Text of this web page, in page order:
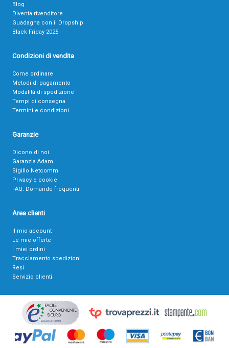
Blog
Diventa rivenditore
Guadagna con il Dropship
Black Friday 2025
Condizioni di vendita
Come ordinare
Metodi di pagamento
Modalità di spedizione
Tempi di consegna
Termini e condizioni
Garanzie
Dicono di noi
Garanzia Adam
Sigillo Netcomm
Privacy e cookie
FAQ: Domande frequenti
Area clienti
Il mio account
Le mie offerte
I miei ordini
Tracciamento spedizioni
Resi
Servizio clienti